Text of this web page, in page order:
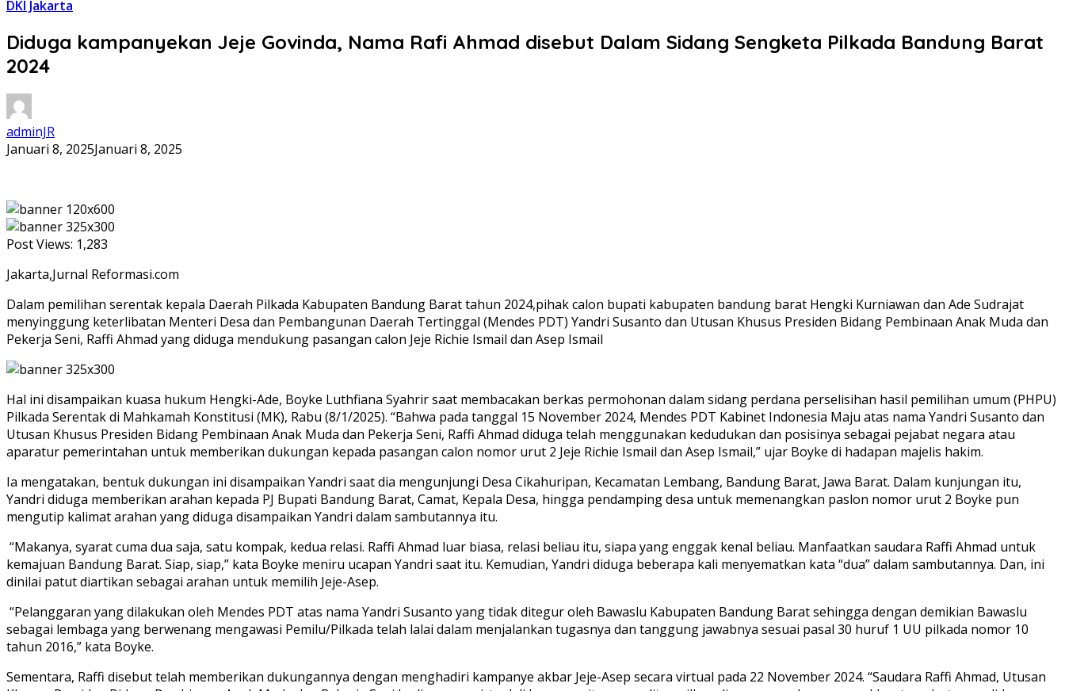
DKI Jakarta
Diduga kampanyekan Jeje Govinda, Nama Rafi Ahmad disebut Dalam Sidang Sengketa Pilkada Bandung Barat
2024
adminJR
Januari 8, 2025Januari 8, 2025
Post Views: 1,283
Jakarta,Jurnal Reformasi.com
Dalam pemilihan serentak kepala Daerah Pilkada Kabupaten Bandung Barat tahun 2024,pihak calon bupati kabupaten bandung barat Hengki Kurniawan dan Ade Sudrajat
menyinggung keterlibatan Menteri Desa dan Pembangunan Daerah Tertinggal (Mendes PDT) Yandri Susanto dan Utusan Khusus Presiden Bidang Pembinaan Anak Muda dan
Pekerja Seni, Raffi Ahmad yang diduga mendukung pasangan calon Jeje Richie Ismail dan Asep Ismail
Hal ini disampaikan kuasa hukum Hengki-Ade, Boyke Luthfiana Syahrir saat membacakan berkas permohonan dalam sidang perdana perselisihan hasil pemilihan umum (PHPU)
Pilkada Serentak di Mahkamah Konstitusi (MK), Rabu (8/1/2025). “Bahwa pada tanggal 15 November 2024, Mendes PDT Kabinet Indonesia Maju atas nama Yandri Susanto dan
Utusan Khusus Presiden Bidang Pembinaan Anak Muda dan Pekerja Seni, Raffi Ahmad diduga telah menggunakan kedudukan dan posisinya sebagai pejabat negara atau
aparatur pemerintahan untuk memberikan dukungan kepada pasangan calon nomor urut 2 Jeje Richie Ismail dan Asep Ismail,” ujar Boyke di hadapan majelis hakim.
Ia mengatakan, bentuk dukungan ini disampaikan Yandri saat dia mengunjungi Desa Cikahuripan, Kecamatan Lembang, Bandung Barat, Jawa Barat. Dalam kunjungan itu,
Yandri diduga memberikan arahan kepada PJ Bupati Bandung Barat, Camat, Kepala Desa, hingga pendamping desa untuk memenangkan paslon nomor urut 2 Boyke pun
mengutip kalimat arahan yang diduga disampaikan Yandri dalam sambutannya itu.
“Makanya, syarat cuma dua saja, satu kompak, kedua relasi. Raffi Ahmad luar biasa, relasi beliau itu, siapa yang enggak kenal beliau. Manfaatkan saudara Raffi Ahmad untuk
kemajuan Bandung Barat. Siap, siap,” kata Boyke meniru ucapan Yandri saat itu. Kemudian, Yandri diduga beberapa kali menyematkan kata “dua” dalam sambutannya. Dan, ini
dinilai patut diartikan sebagai arahan untuk memilih Jeje-Asep.
“Pelanggaran yang dilakukan oleh Mendes PDT atas nama Yandri Susanto yang tidak ditegur oleh Bawaslu Kabupaten Bandung Barat sehingga dengan demikian Bawaslu
sebagai lembaga yang berwenang mengawasi Pemilu/Pilkada telah lalai dalam menjalankan tugasnya dan tanggung jawabnya sesuai pasal 30 huruf 1 UU pilkada nomor 10
tahun 2016,” kata Boyke.
Sementara, Raffi disebut telah memberikan dukungannya dengan menghadiri kampanye akbar Jeje-Asep secara virtual pada 22 November 2024. “Saudara Raffi Ahmad, Utusan